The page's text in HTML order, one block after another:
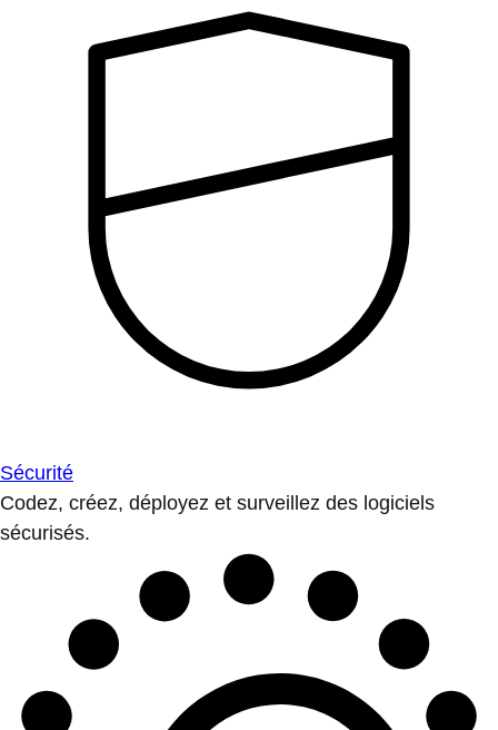
Sécurité
Codez, créez, déployez et surveillez des logiciels
sécurisés.